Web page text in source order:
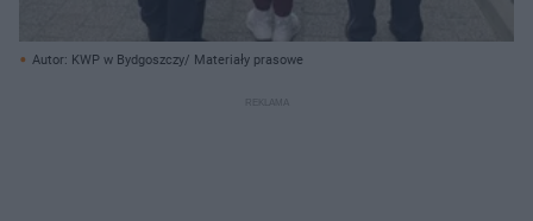
Autor: KWP w Bydgoszczy/ Materiały prasowe